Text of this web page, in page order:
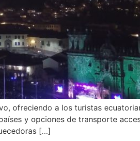
ofreciendo a los turistas
y opciones de transporte
[…]